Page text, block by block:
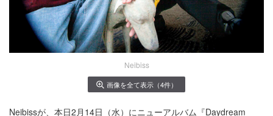
Neibiss
画像を全て表示（4件）
Neibissが、本日2月14日（水）にニューアルバム『Daydream